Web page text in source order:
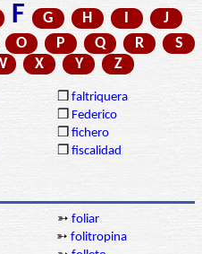
F G H I
J
O P Q R
S
X Y Z
❒ faltriquera
❒ Federico
❒ fichero
❒ fiscalidad
➳ foliar
➳ folitropina